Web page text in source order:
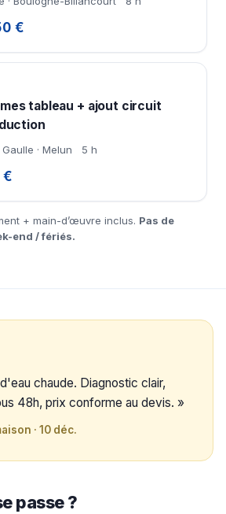
€
tableau + ajout circuit
· Melun 5 h
€
+ main-d’œuvre inclus. Pas de
end / fériés.
chaude. Diagnostic clair,
48h, prix conforme au devis. »
· 10 déc.
passe ?